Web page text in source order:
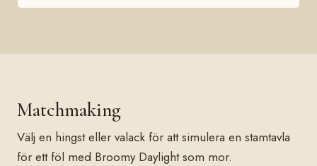
Matchmaking
Välj en hingst eller valack för att simulera en stamtavla
för ett föl med Broomy Daylight som mor.